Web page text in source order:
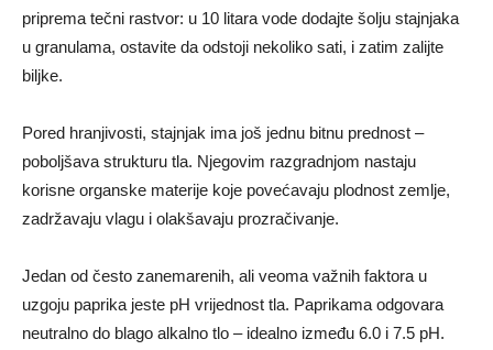
priprema tečni rastvor: u 10 litara vode dodajte šolju stajnjaka
u granulama, ostavite da odstoji nekoliko sati, i zatim zalijte
biljke.
Pored hranjivosti, stajnjak ima još jednu bitnu prednost –
poboljšava strukturu tla. Njegovim razgradnjom nastaju
korisne organske materije koje povećavaju plodnost zemlje,
zadržavaju vlagu i olakšavaju prozračivanje.
Jedan od često zanemarenih, ali veoma važnih faktora u
uzgoju paprika jeste pH vrijednost tla. Paprikama odgovara
neutralno do blago alkalno tlo – idealno između 6.0 i 7.5 pH.